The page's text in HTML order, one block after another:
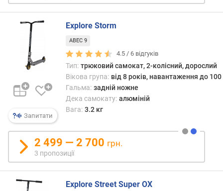
р
в
м
н
.
з
р
і
с
Запитати
Explore Storm
ABEC 9
4.5 / 6 відгуків
Тип: трюковий самокат, 2-колісний, дорослий
Вікова група: від 8 років, навантаження до 100
Гальма: задній ножне
Дека самокату: алюміній
Вага: 3.2 кг
2 499 — 2 700 грн.
3 пропозиції
Explore Street Super OX